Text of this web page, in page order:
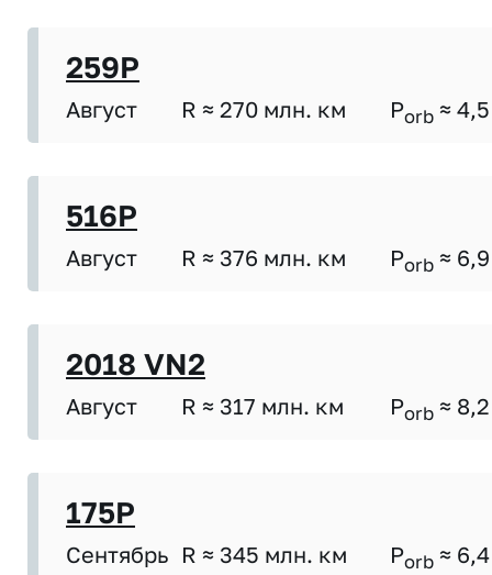
259P
Август R ≈ 270 млн. км Porb ≈ 4,5
516P
Август R ≈ 376 млн. км Porb ≈ 6,9
2018 VN2
Август R ≈ 317 млн. км Porb ≈ 8,2
175P
Сентябрь R ≈ 345 млн. км Porb ≈ 6,4